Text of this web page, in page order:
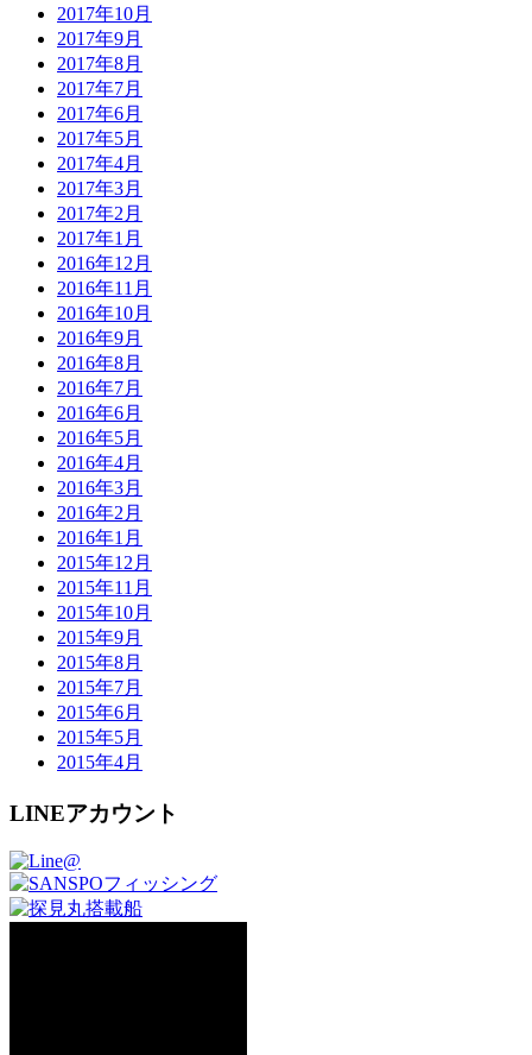
2017年10月
2017年9月
2017年8月
2017年7月
2017年6月
2017年5月
2017年4月
2017年3月
2017年2月
2017年1月
2016年12月
2016年11月
2016年10月
2016年9月
2016年8月
2016年7月
2016年6月
2016年5月
2016年4月
2016年3月
2016年2月
2016年1月
2015年12月
2015年11月
2015年10月
2015年9月
2015年8月
2015年7月
2015年6月
2015年5月
2015年4月
LINEアカウント